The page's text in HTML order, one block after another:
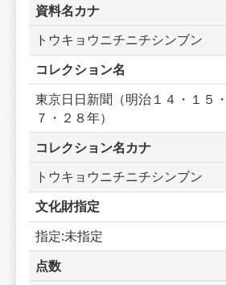
資料名カナ
トウキョウニチニチシンブン
コレクション名
東京日日新聞（明治１４・１５
７・２８年）
コレクション名カナ
トウキョウニチニチシンブン
文化財指定
指定:未指定
点数